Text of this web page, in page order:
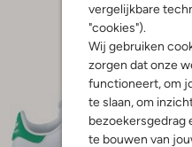
vergelijkbare
"cookies").
Wij gebruiken
zorgen dat onze
functioneert, om
te slaan, om
bezoekersgedrag
te bouwen van